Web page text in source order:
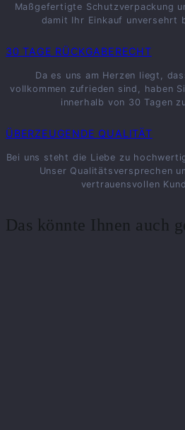
Maßgefertigte Schutzverpackung
damit Ihr Einkauf unversehrt
30 TAGE RÜCKGABERECHT
Da es uns am Herzen liegt,
vollkommen zufrieden sind, haben
innerhalb von 30 Tagen
ÜBERZEUGENDE QUALITÄT
Bei uns steht die Liebe zu
Unser Qualitätsversprechen
vertrauensvollen
Das könnte Ihnen auch